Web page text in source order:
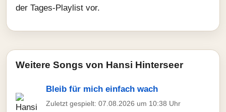
der Tages-Playlist vor.
Weitere Songs von Hansi Hinterseer
Bleib für mich einfach wach
Zuletzt gespielt: 07.08.2026 um 10:38 Uhr